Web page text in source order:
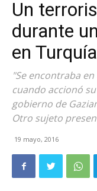
Un
durante
en Turquía
"Se encontraba
cuando accionó
gobierno de
Otro sujeto
19 mayo, 2016